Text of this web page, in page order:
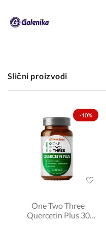
Slični proizvodi
-10%
One Two Three
Quercetin Plus 30